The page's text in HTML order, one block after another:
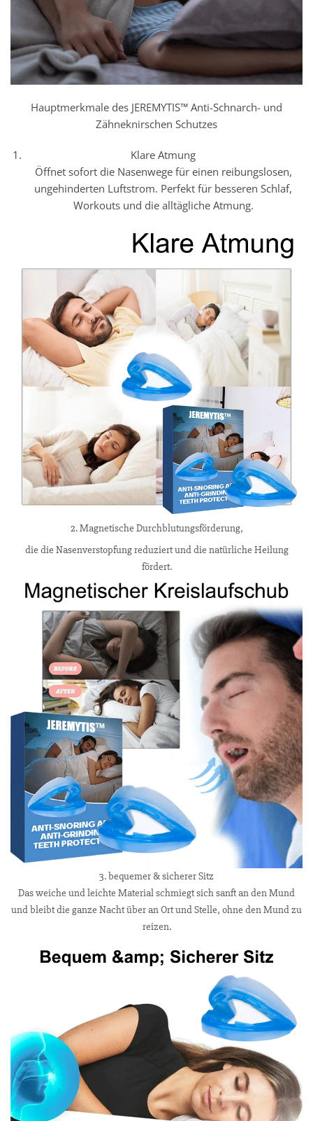
Hauptmerkmale des JEREMYTIS™ Anti-Schnarch- und
Zähneknirschen Schutzes
Klare Atmung
Öffnet sofort die Nasenwege für einen reibungslosen,
ungehinderten Luftstrom. Perfekt für besseren Schlaf,
Workouts und die alltägliche Atmung.
2. Magnetische Durchblutungsförderung,
die die Nasenverstopfung reduziert und die natürliche Heilung
fördert.
3. bequemer & sicherer Sitz
Das weiche und leichte Material schmiegt sich sanft an den Mund
und bleibt die ganze Nacht über an Ort und Stelle, ohne den Mund zu
reizen.